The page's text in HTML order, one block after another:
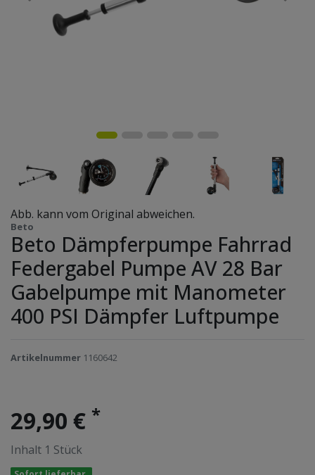
Abb. kann vom Original abweichen.
Beto
Beto Dämpferpumpe Fahrrad
Federgabel Pumpe AV 28 Bar
Gabelpumpe mit Manometer
400 PSI Dämpfer Luftpumpe
Artikelnummer 1160642
29,90 € *
Inhalt 1 Stück